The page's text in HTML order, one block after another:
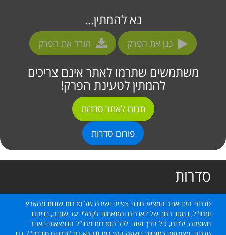
נא להמתין...
נגן את הפרק הורד את הפרק
משתמשים שתרמו לאתר אינם צריכים
להמתין לטעינת הפרק!
תרום לאתר סדרות
פורום סדרות
סדרות
סדרות הינו אתר המציע חווית צפייה ישירה של סדרות שונות מהארץ
ומחו"ל, במגוון רחב של ז'אנרים והתאמות לקהלי יעד שונים, בניהם
משפחה, ילדים, גיל הרך ועוד. לכל הסדרות מחו"ל הנמצאות באתר